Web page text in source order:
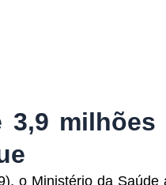
3,9
o Ministério da